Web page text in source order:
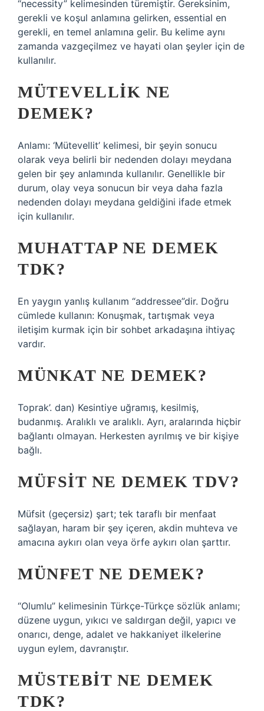
“necessity” kelimesinden türemiştir. Gereksinim,
gerekli ve koşul anlamına gelirken, essential en
gerekli, en temel anlamına gelir. Bu kelime aynı
zamanda vazgeçilmez ve hayati olan şeyler için de
kullanılır.
MÜTEVELLIK NE
DEMEK?
Anlamı: ‘Mütevellit’ kelimesi, bir şeyin sonucu
olarak veya belirli bir nedenden dolayı meydana
gelen bir şey anlamında kullanılır. Genellikle bir
durum, olay veya sonucun bir veya daha fazla
nedenden dolayı meydana geldiğini ifade etmek
için kullanılır.
MUHATTAP NE DEMEK
TDK?
En yaygın yanlış kullanım “addressee”dir. Doğru
cümlede kullanın: Konuşmak, tartışmak veya
iletişim kurmak için bir sohbet arkadaşına ihtiyaç
vardır.
MÜNKAT NE DEMEK?
Toprak’. dan) Kesintiye uğramış, kesilmiş,
budanmış. Aralıklı ve aralıklı. Ayrı, aralarında hiçbir
bağlantı olmayan. Herkesten ayrılmış ve bir kişiye
bağlı.
MÜFSIT NE DEMEK TDV?
Müfsit (geçersiz) şart; tek taraflı bir menfaat
sağlayan, haram bir şey içeren, akdin muhteva ve
amacına aykırı olan veya örfe aykırı olan şarttır.
MÜNFET NE DEMEK?
“Olumlu” kelimesinin Türkçe-Türkçe sözlük anlamı;
düzene uygun, yıkıcı ve saldırgan değil, yapıcı ve
onarıcı, denge, adalet ve hakkaniyet ilkelerine
uygun eylem, davranıştır.
MÜSTEBIT NE DEMEK
TDK?